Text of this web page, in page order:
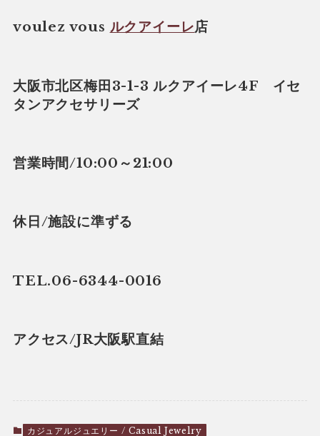
voulez vous ルクアイーレ店
大阪市北区梅田3-1-3 ルクアイーレ4F イセ
タンアクセサリーズ
営業時間/10:00～21:00
休日/施設に準ずる
TEL.06-6344-0016
アクセス/JR大阪駅直結
カジュアルジュエリー / Casual Jewelry